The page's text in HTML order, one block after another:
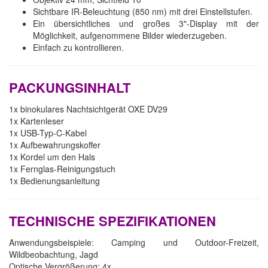
Sichtbare IR-Beleuchtung (850 nm) mit drei Einstellstufen.
Ein übersichtliches und großes 3"-Display mit der
Möglichkeit, aufgenommene Bilder wiederzugeben.
Einfach zu kontrollieren.
PACKUNGSINHALT
1x binokulares Nachtsichtgerät OXE DV29
1x Kartenleser
1x USB-Typ-C-Kabel
1x Aufbewahrungskoffer
1x Kordel um den Hals
1x Fernglas-Reinigungstuch
1x Bedienungsanleitung
TECHNISCHE SPEZIFIKATIONEN
Anwendungsbeispiele: Camping und Outdoor-Freizeit,
Wildbeobachtung, Jagd